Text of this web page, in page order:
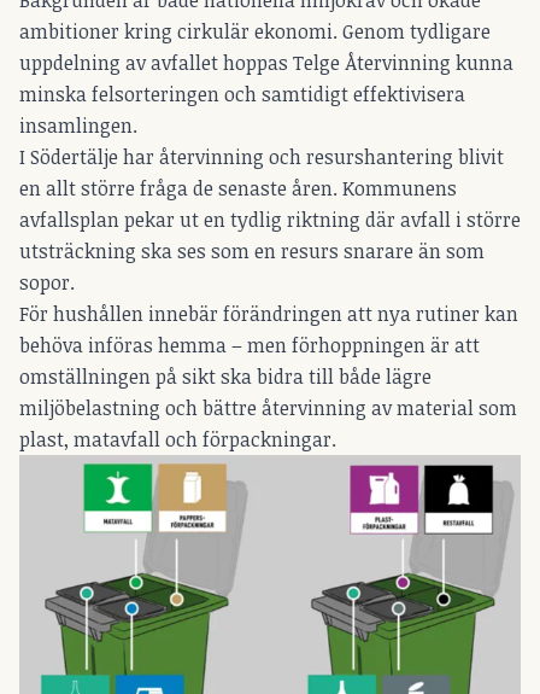
ambitioner kring cirkulär ekonomi. Genom tydligare
uppdelning av avfallet hoppas Telge Återvinning kunna
minska felsorteringen och samtidigt effektivisera
insamlingen.
I Södertälje har återvinning och resurshantering blivit
en allt större fråga de senaste åren. Kommunens
avfallsplan pekar ut en tydlig riktning där avfall i större
utsträckning ska ses som en resurs snarare än som
sopor.
För hushållen innebär förändringen att nya rutiner kan
behöva införas hemma – men förhoppningen är att
omställningen på sikt ska bidra till både lägre
miljöbelastning och bättre återvinning av material som
plast, matavfall och förpackningar.